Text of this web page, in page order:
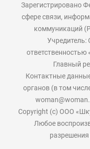
Зарегистрировано
сфере связи,
коммуникаций
Учредитель:
Главный
Контактные
органов (в том
Copyright (с) ООО
Любое